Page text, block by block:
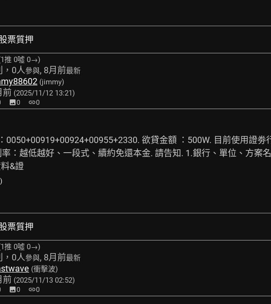
票質押
推 0噓 0→)
，0人參與, 8月前最新
(jimmy)
前 (2025/11/12 13:21)
image0 link0
0050+00919+00924+00955+2330. 欲貸金額 ：500W. 目前使用證
率：越低越好、一段式、續約免還本金. 請告知. 1.銀行、單位、方案
&證
票質押
推 0噓 0→)
，0人參與, 8月前最新
(衝擊波)
前 (2025/11/13 02:52)
image0 link0